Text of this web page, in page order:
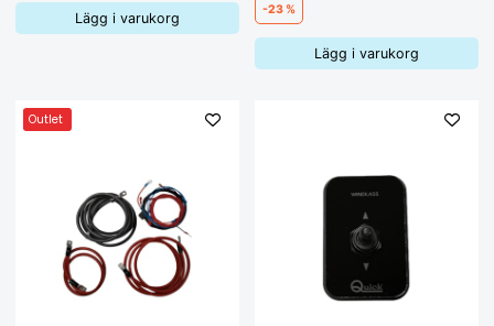
Lägg i varukorg
-23 %
Lägg i varukorg
Outlet